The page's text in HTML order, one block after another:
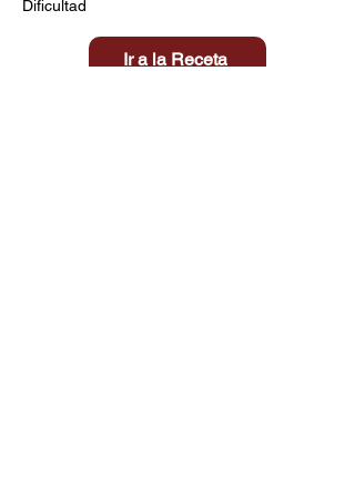
Dificultad
Ir a la Receta